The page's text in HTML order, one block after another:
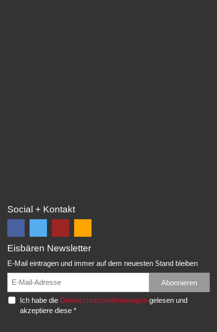
Social + Kontakt
Folge
auf
Facebook
und
erhalte
die
Folge
auf
Twitter
und
erhalte
die
EC
Eppelheim
Rudolf-
Diesel-
Str.
Falls
unsere
Spielberichte,
etc.
Eisbären Newsletter
E-Mail eintragen und immer auf dem neuesten Stand bleiben
Abonnieren
Ich habe die Datenschutzbestimmungengelesen und
akzeptiere diese *